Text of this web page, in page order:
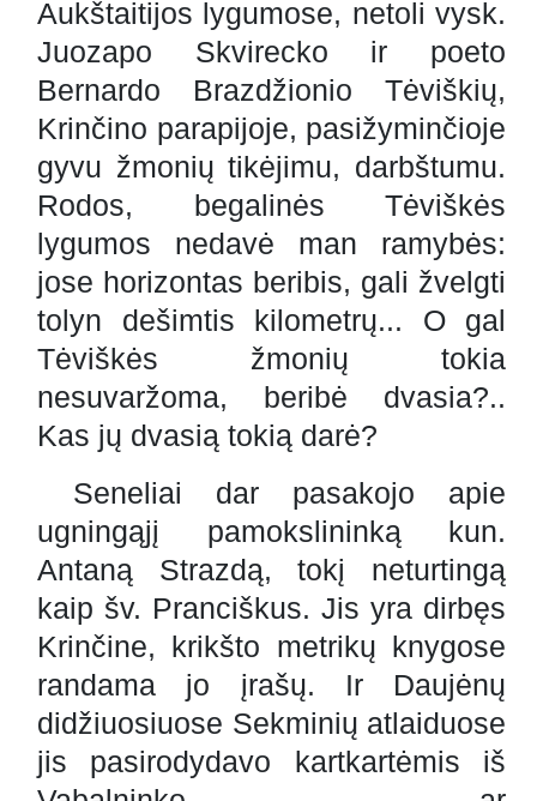
Aukštaitijos lygumose, netoli vysk.
Juozapo Skvirecko ir poeto
Bernardo Brazdžionio Tėviškių,
Krinčino parapijoje, pasižyminčioje
gyvu žmonių tikėjimu, darbštumu.
Rodos, begalinės Tėviškės
lygumos nedavė man ramybės:
jose horizontas beribis, gali žvelgti
tolyn dešimtis kilometrų... O gal
Tėviškės žmonių tokia
nesuvaržoma, beribė dvasia?..
Kas jų dvasią tokią darė?
Seneliai dar pasakojo apie
ugningąjį pamokslininką kun.
Antaną Strazdą, tokį neturtingą
kaip šv. Pranciškus. Jis yra dirbęs
Krinčine, krikšto metrikų knygose
randama jo įrašų. Ir Daujėnų
didžiuosiuose Sekminių atlaiduose
jis pasirodydavo kartkartėmis iš